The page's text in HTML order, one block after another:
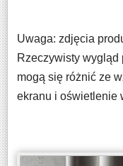
Uwaga: zdjęcia
Rzeczywisty wygląd
mogą się różnić ze
ekranu i oświetlenie